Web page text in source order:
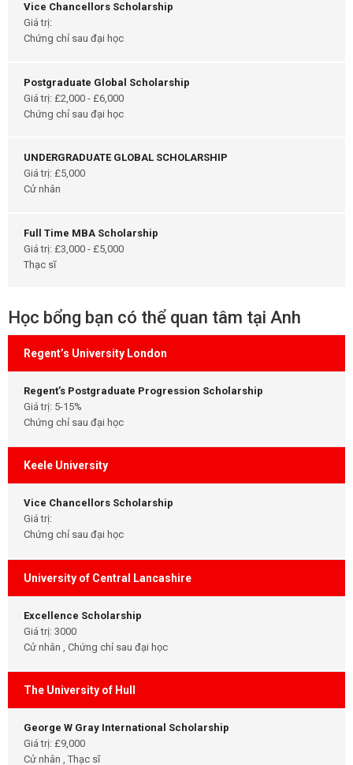
Vice Chancellors Scholarship
Giá trị:
Chứng chỉ sau đại học
Postgraduate Global Scholarship
Giá trị: £2,000 - £6,000
Chứng chỉ sau đại học
UNDERGRADUATE GLOBAL SCHOLARSHIP
Giá trị: £5,000
Cử nhân
Full Time MBA Scholarship
Giá trị: £3,000 - £5,000
Thạc sĩ
Học bổng bạn có thể quan tâm tại Anh
Regent’s University London
Regent’s Postgraduate Progression Scholarship
Giá trị: 5-15%
Chứng chỉ sau đại học
Keele University
Vice Chancellors Scholarship
Giá trị:
Chứng chỉ sau đại học
University of Central Lancashire
Excellence Scholarship
Giá trị: 3000
Cử nhân , Chứng chỉ sau đại học
The University of Hull
George W Gray International Scholarship
Giá trị: £9,000
Cử nhân , Thạc sĩ